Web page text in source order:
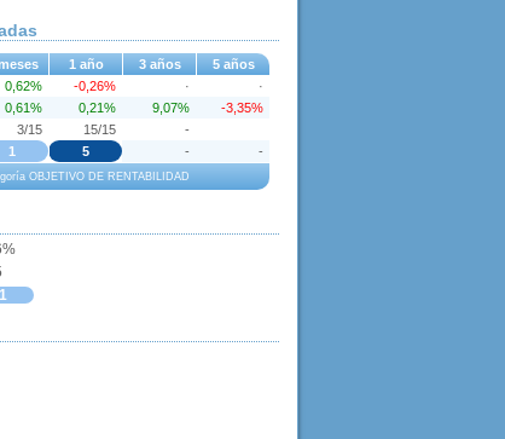
1 año 3 años 5 años
OBJETIVO DE RENTABILIDAD
0,62% -0,26% ·
·
0,61% 0,21% 9,07%
-3,35%
3/15 15/15
-
1 5 - -
1